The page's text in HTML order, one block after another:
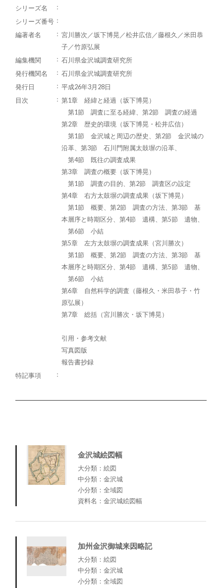
シリーズ名
シリーズ番号
編著者名
宮川勝次／坂下博晃／松井広信／藤根久／米田恭
子／竹原弘展
編集機関
石川県金沢城調査研究所
発行機関名
石川県金沢城調査研究所
発行日
平成26年3月28日
目次
第1章 経緯と経過（坂下博晃）
第1節 調査に至る経緯、第2節 調査の経過
第2章 歴史的環境（坂下博晃・松井広信）
第1節 金沢城と周辺の歴史、第2節 金沢城の
沿革、第3節 石川門附属太鼓塀の沿革、
第4節 既往の調査成果
第3章 調査の概要（坂下博晃）
第1節 調査の目的、第2節 調査区の設定
第4章 右方太鼓塀の調査成果（坂下博晃）
第1節 概要、第2節 調査の方法、第3節 基
本層序と時期区分、第4節 遺構、第5節 遺物、
第6節 小結
第5章 左方太鼓塀の調査成果（宮川勝次）
第1節 概要、第2節 調査の方法、第3節 基
本層序と時期区分、第4節 遺構、第5節 遺物、
第6節 小結
第6章 自然科学的調査（藤根久・米田恭子・竹
原弘展）
第7章 総括（宮川勝次・坂下博晃）
引用・参考文献
写真図版
報告書抄録
特記事項
金沢城絵図幅
大分類：絵図
中分類：金沢城
小分類：全域図
資料名：金沢城絵図幅
加州金沢御城来因略記
大分類：絵図
中分類：金沢城
小分類：全域図